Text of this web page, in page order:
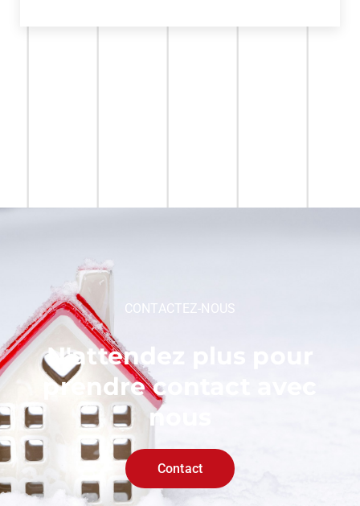
CONTACTEZ-NOUS
N'attendez plus pour
prendre contact avec
nous
Contact